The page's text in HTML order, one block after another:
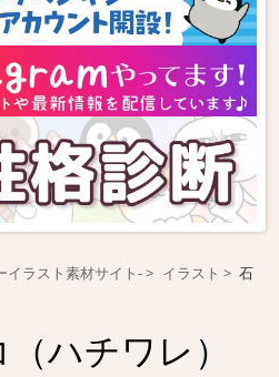
イラスト素材サイト- イラスト
石
ハチワレ）